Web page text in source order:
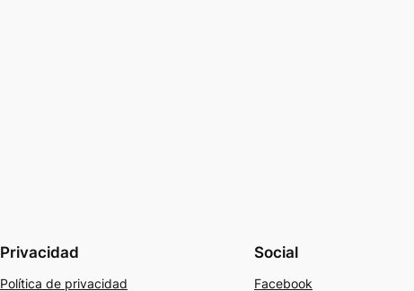
Privacidad
Política de privacidad
Social
Facebook